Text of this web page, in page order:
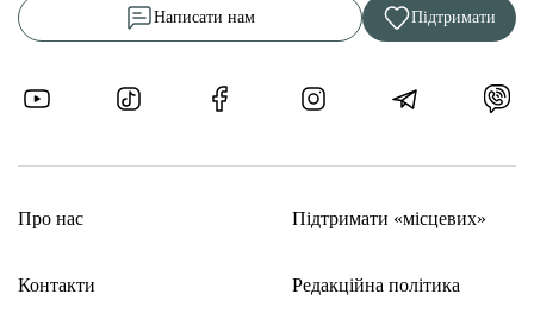
Написати нам Підтримати
Про нас
Контакти
Підтримати «місцевих»
Редакційна політика